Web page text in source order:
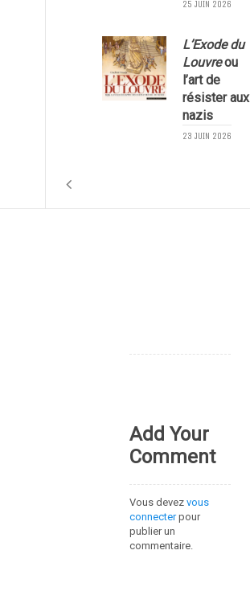
25 JUIN 2026
L’Exode du
Louvreou
l’art de
résister aux
nazis
23 JUIN 2026
Add Your
Comment
Vous devez vous
connecterpour
publier un
commentaire.